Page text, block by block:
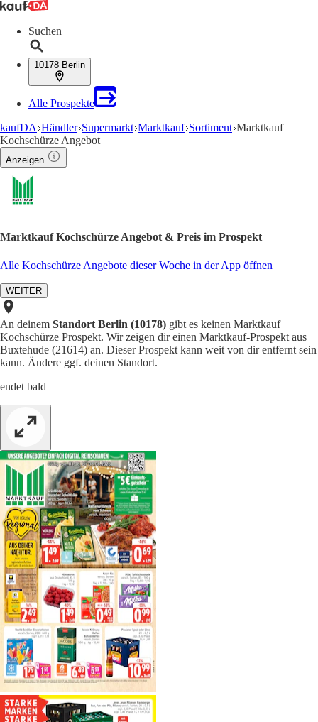
Suchen
10178 Berlin
Alle Prospekte
kaufDA Händler Supermarkt Marktkauf Sortiment Marktkauf
Kochschürze Angebot
Anzeigen
Marktkauf Kochschürze Angebot & Preis im Prospekt
Alle Kochschürze Angebote dieser Woche in der App öffnen
WEITER
An deinem Standort Berlin (10178) gibt es keinen Marktkauf
Kochschürze Prospekt. Wir zeigen dir einen Marktkauf-Prospekt aus
Buxtehude (21614) an. Dieser Prospekt kann weit von dir entfernt sein
kann. Ändere ggf. deinen Standort.
endet bald